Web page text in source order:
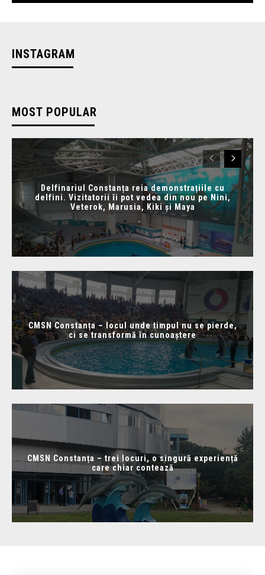
INSTAGRAM
MOST POPULAR
Delfinariul Constanța reia demonstrațiile cu
delfini. Vizitatorii îi pot vedea din nou pe Nini,
Veterok, Marusia, Kiki și Maya
CMSN Constanța – locul unde timpul nu se pierde,
ci se transformă în cunoaștere
CMSN Constanța – trei locuri, o singură experiență
care chiar contează